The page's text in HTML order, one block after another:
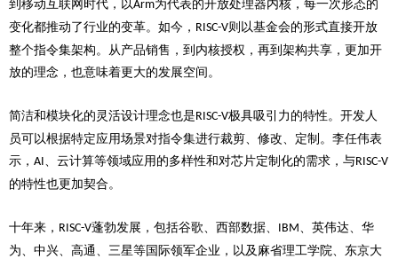
到移动互联网时代，以Arm为代表的开放处理器内核，每一次形态的
变化都推动了行业的变革。如今， RISC-V则以基金会的形式直接开放
整个指令集架构。从产品销售，到内核授权，再到架构共享，更加开
放的理念，也意味着更大的发展空间。
简洁和模块化的灵活设计理念也是RISC-V极具吸引力的特性。开发人
员可以根据特定应用场景对指令集进行裁剪、修改、定制。李任伟表
示， AI、云计算等领域应用的多样性和对芯片定制化的需求，与RISC-V
的特性也更加契合。
十年来， RISC-V蓬勃发展，包括谷歌、西部数据、 IBM、英伟达、华
为、中兴、高通、三星等国际领军企业，以及麻省理工学院、东京大